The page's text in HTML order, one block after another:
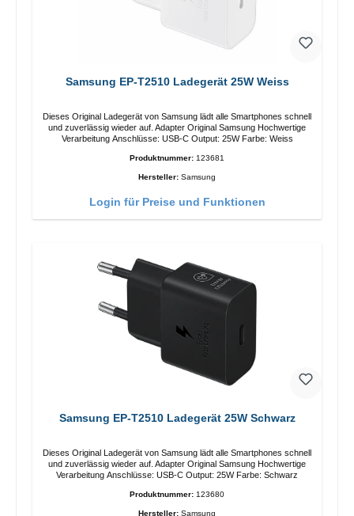
Samsung EP-T2510 Ladegerät 25W Weiss
Dieses Original Ladegerät von Samsung lädt alle Smartphones schnell
und zuverlässig wieder auf. Adapter Original Samsung Hochwertige
Verarbeitung Anschlüsse: USB-C Output: 25W Farbe: Weiss
Produktnummer: 123681
Hersteller: Samsung
Login für Preise und Funktionen
Samsung EP-T2510 Ladegerät 25W Schwarz
Dieses Original Ladegerät von Samsung lädt alle Smartphones schnell
und zuverlässig wieder auf. Adapter Original Samsung Hochwertige
Verarbeitung Anschlüsse: USB-C Output: 25W Farbe: Schwarz
Produktnummer: 123680
Hersteller: Samsung